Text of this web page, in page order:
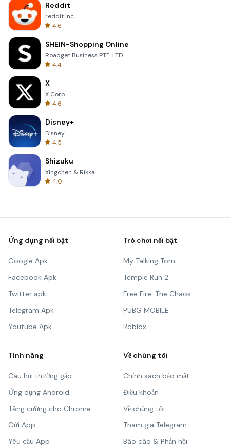
Reddit
reddit Inc.
4.6
SHEIN-Shopping Online
Roadget Business PTE. LTD.
4.4
X
X Corp.
4.6
Disney+
Disney
4.5
Shizuku
Xingchen & Rikka
4.0
Ứng dụng nổi bật
Google Apk
Facebook Apk
Twitter apk
Telegram Apk
Youtube Apk
Trò chơi nổi bật
My Talking Tom
Temple Run 2
Free Fire: The Chaos
PUBG MOBILE
Roblox
Tính năng
Câu hỏi thường gặp
Ứng dụng Android
Tăng cường cho Chrome
Gửi App
Yêu cầu App
Về chúng tôi
Chính sách bảo mật
Điều khoản
Về chúng tôi
Tham gia Telegram
Báo cáo & Phản hồi